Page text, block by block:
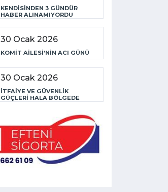
KENDİSİNDEN 3 GÜNDÜR
HABER ALINAMIYORDU
30 Ocak 2026
KOMİT AİLESİ’NİN ACI GÜNÜ
30 Ocak 2026
İTFAİYE VE GÜVENLİK
GÜÇLERİ HALA BÖLGEDE